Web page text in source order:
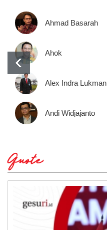
Ahmad Basarah
Ahok
Alex Indra Lukman
Andi Widjajanto
Quote